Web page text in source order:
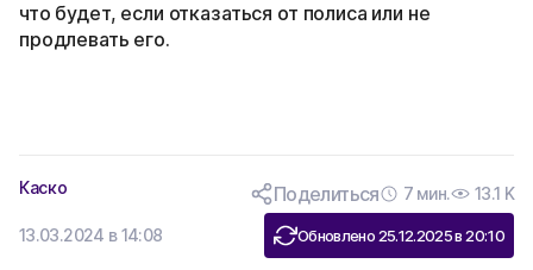
что будет, если отказаться от полиса или не
продлевать его.
Каско
13.03.2024 в 14:08 Обновлено 25.12.2025 в 20:10
Поделиться 7 мин. 13.1 K